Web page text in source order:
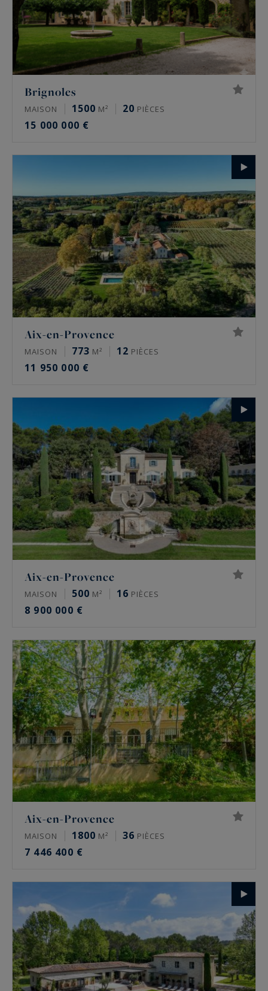
Brignoles
MAISON 1500 M² 20 PIÈCES
15 000 000 €
Aix-en-Provence
MAISON 773 M² 12 PIÈCES
11 950 000 €
Aix-en-Provence
MAISON 500 M² 16 PIÈCES
8 900 000 €
Aix-en-Provence
MAISON 1800 M² 36 PIÈCES
7 446 400 €